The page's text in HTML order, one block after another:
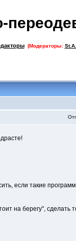
(Модераторы:
если такие
на берегу", сделать